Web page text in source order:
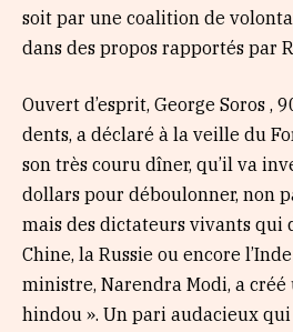
soit par une coalition de
dans des propos rapportés par
Ouvert d’esprit, George Soros ,
dents, a déclaré à la veille du
son très couru dîner, qu’il va
dollars pour déboulonner, non
mais des dictateurs vivants qui
Chine, la Russie ou encore
ministre, Narendra Modi, a
hindou ». Un pari audacieux